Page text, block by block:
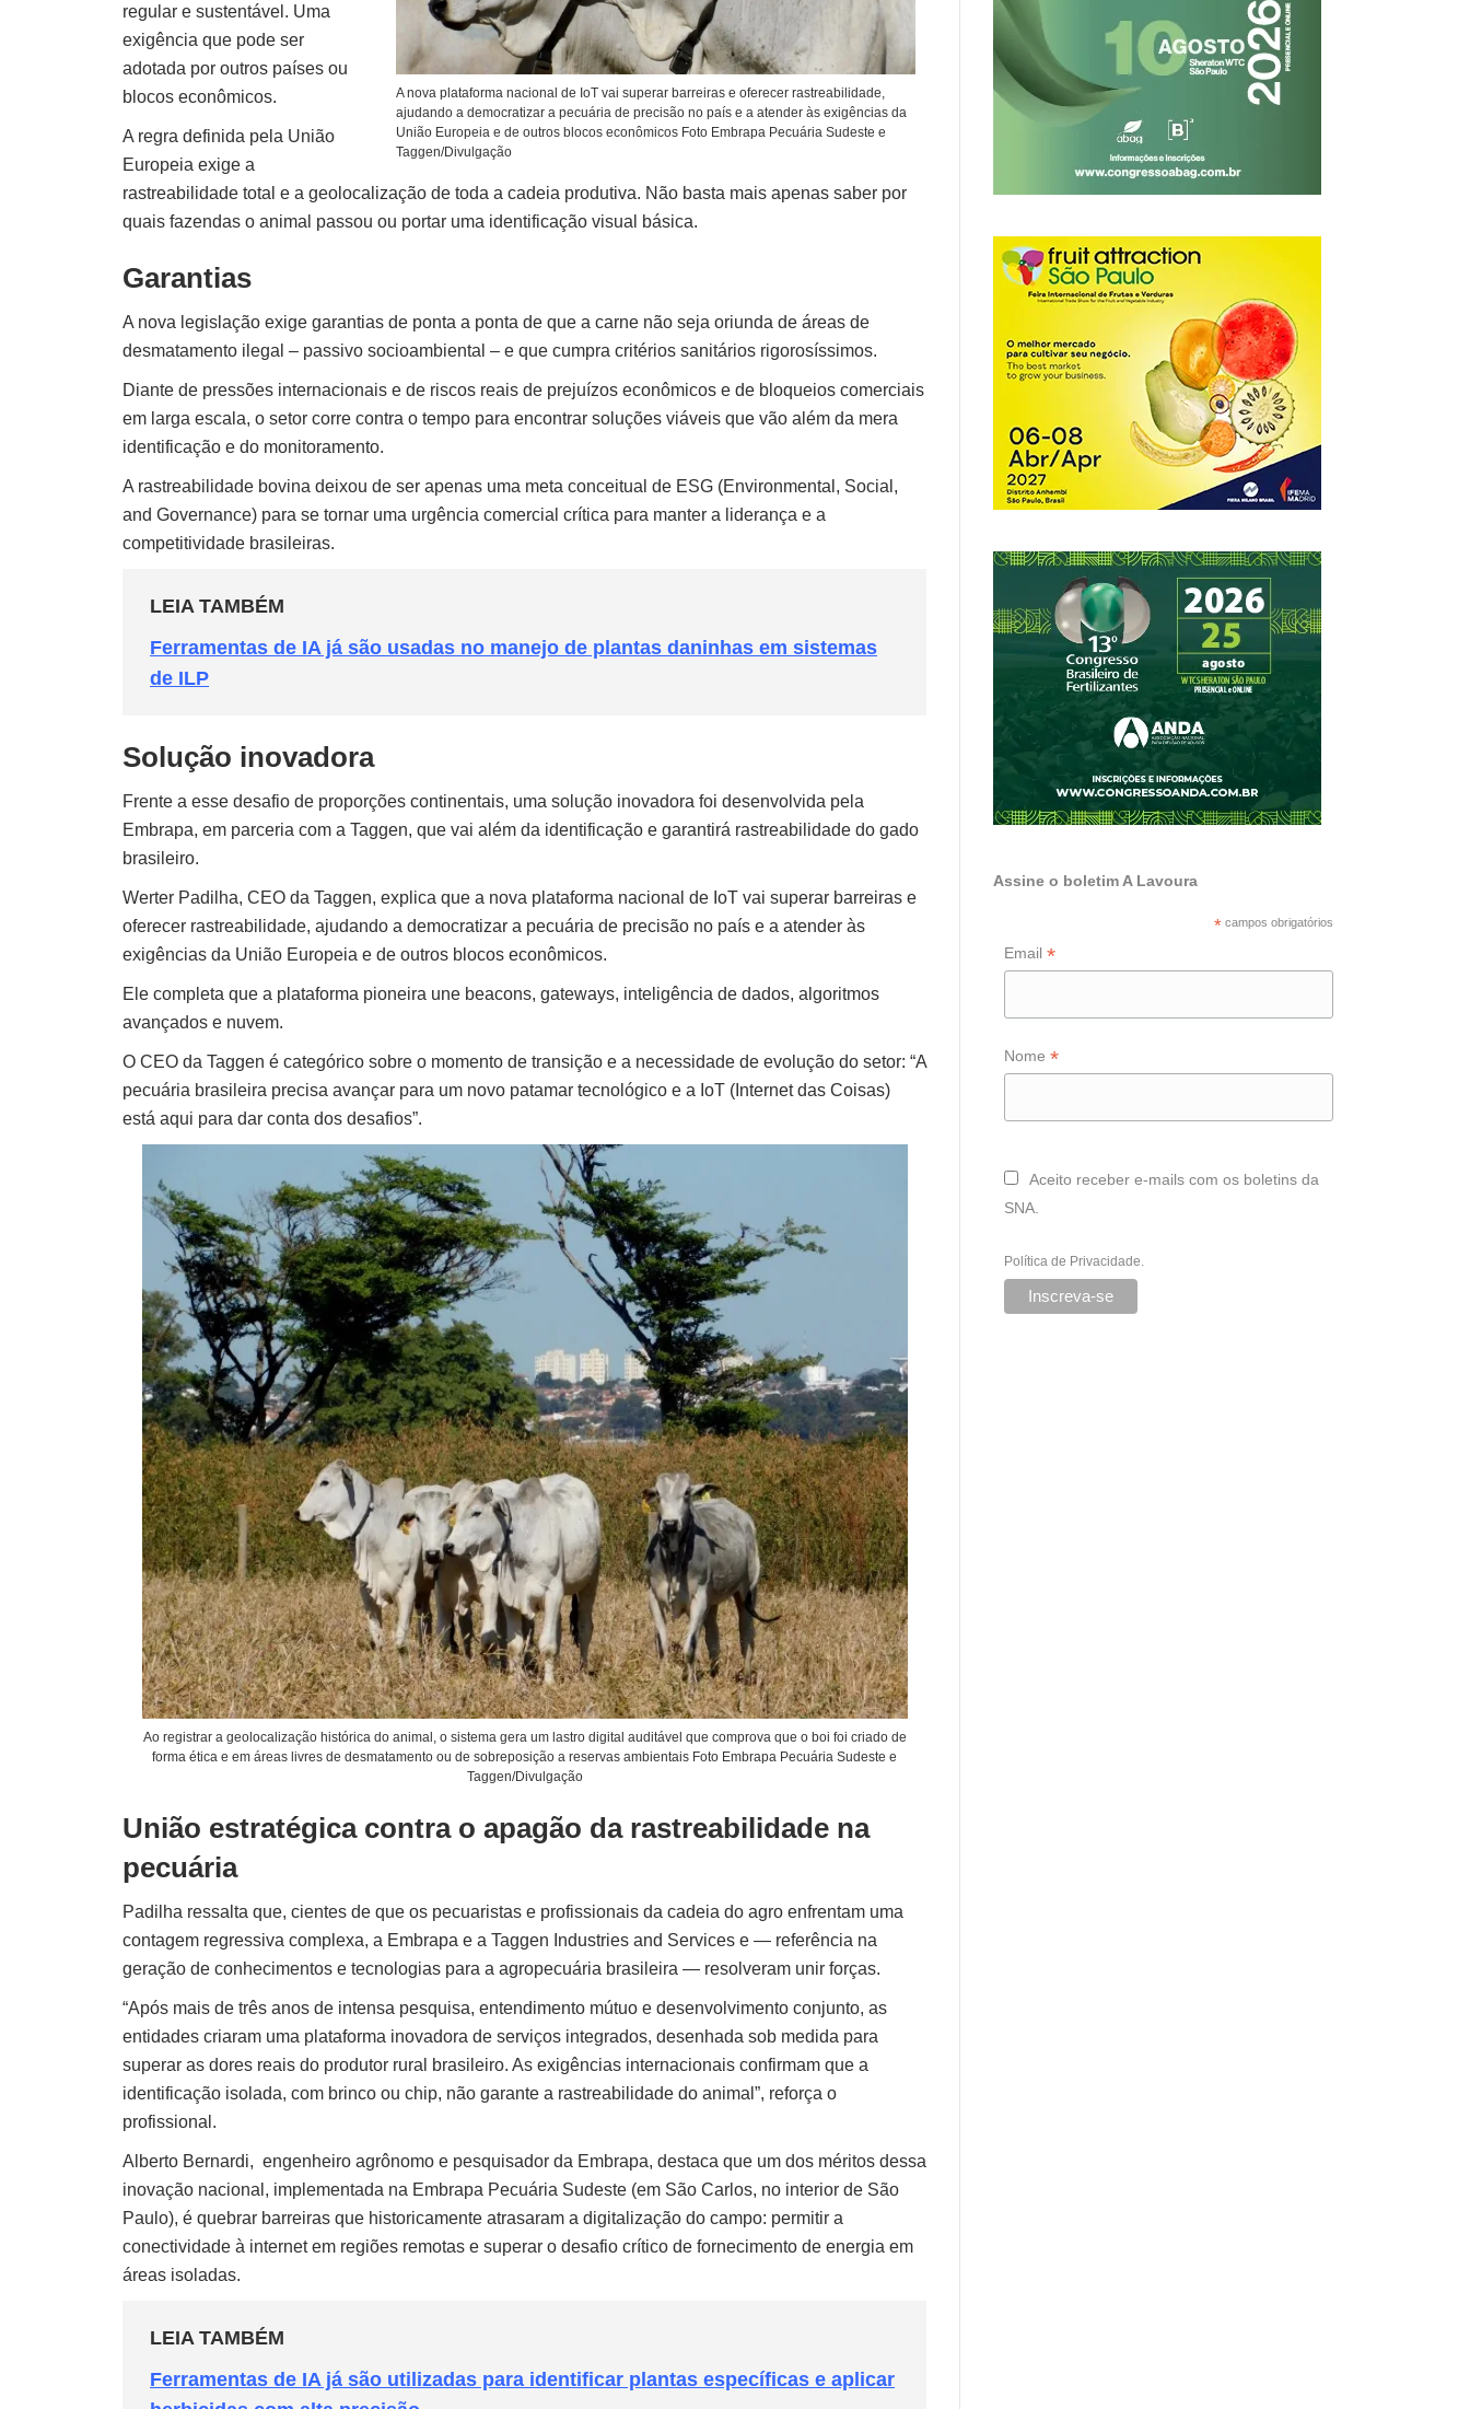
A nova plataforma nacional de IoT vai superar barreiras e oferecer rastreabilidade,
ajudando a democratizar a pecuária de precisão no país e a atender às exigências da
União Europeia e de outros blocos econômicos Foto Embrapa Pecuária Sudeste e
Taggen/Divulgação
regular e sustentável. Uma
exigência que pode ser
adotada por outros países ou
blocos econômicos.
A regra definida pela União
Europeia exige a
rastreabilidade total e a geolocalização de toda a cadeia produtiva. Não basta mais apenas saber por
quais fazendas o animal passou ou portar uma identificação visual básica.
Garantias
A nova legislação exige garantias de ponta a ponta de que a carne não seja oriunda de áreas de
desmatamento ilegal – passivo socioambiental – e que cumpra critérios sanitários rigorosíssimos.
Diante de pressões internacionais e de riscos reais de prejuízos econômicos e de bloqueios comerciais
em larga escala, o setor corre contra o tempo para encontrar soluções viáveis que vão além da mera
identificação e do monitoramento.
A rastreabilidade bovina deixou de ser apenas uma meta conceitual de ESG (Environmental, Social,
and Governance) para se tornar uma urgência comercial crítica para manter a liderança e a
competitividade brasileiras.
LEIA TAMBÉM
Ferramentas de IA já são usadas no manejo de plantas daninhas em sistemas
de ILP
Solução inovadora
Frente a esse desafio de proporções continentais, uma solução inovadora foi desenvolvida pela
Embrapa, em parceria com a Taggen, que vai além da identificação e garantirá rastreabilidade do gado
brasileiro.
Werter Padilha, CEO da Taggen, explica que a nova plataforma nacional de IoT vai superar barreiras e
oferecer rastreabilidade, ajudando a democratizar a pecuária de precisão no país e a atender às
exigências da União Europeia e de outros blocos econômicos.
Ele completa que a plataforma pioneira une beacons, gateways, inteligência de dados, algoritmos
avançados e nuvem.
O CEO da Taggen é categórico sobre o momento de transição e a necessidade de evolução do setor: “A
pecuária brasileira precisa avançar para um novo patamar tecnológico e a IoT (Internet das Coisas)
está aqui para dar conta dos desafios”.
Ao registrar a geolocalização histórica do animal, o sistema gera um lastro digital auditável que comprova que o boi foi criado de
forma ética e em áreas livres de desmatamento ou de sobreposição a reservas ambientais Foto Embrapa Pecuária Sudeste e
Taggen/Divulgação
União estratégica contra o apagão da rastreabilidade na
pecuária
Padilha ressalta que, cientes de que os pecuaristas e profissionais da cadeia do agro enfrentam uma
contagem regressiva complexa, a Embrapa e a Taggen Industries and Services e — referência na
geração de conhecimentos e tecnologias para a agropecuária brasileira — resolveram unir forças.
“Após mais de três anos de intensa pesquisa, entendimento mútuo e desenvolvimento conjunto, as
entidades criaram uma plataforma inovadora de serviços integrados, desenhada sob medida para
superar as dores reais do produtor rural brasileiro. As exigências internacionais confirmam que a
identificação isolada, com brinco ou chip, não garante a rastreabilidade do animal”, reforça o
profissional.
Alberto Bernardi, engenheiro agrônomo e pesquisador da Embrapa, destaca que um dos méritos dessa
inovação nacional, implementada na Embrapa Pecuária Sudeste (em São Carlos, no interior de São
Paulo), é quebrar barreiras que historicamente atrasaram a digitalização do campo: permitir a
conectividade à internet em regiões remotas e superar o desafio crítico de fornecimento de energia em
áreas isoladas.
LEIA TAMBÉM
Ferramentas de IA já são utilizadas para identificar plantas específicas e aplicar
Assine o boletim A Lavoura
* campos obrigatórios
Email *
Nome *
Aceito receber e-mails com os boletins da
SNA.
Política de Privacidade.